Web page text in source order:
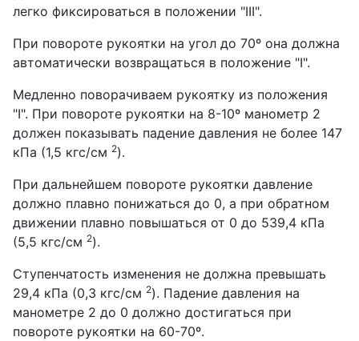
легко фиксироваться в положении "III".
При повороте рукоятки на угол до 70º она должна
автоматически возвращаться в положение "I".
Медленно поворачиваем рукоятку из положения
"I". При повороте рукоятки на 8-10º манометр 2
должен показывать падение давления не более 147
кПа (1,5 кгс/см 2).
При дальнейшем повороте рукоятки давление
должно плавно понижаться до 0, а при обратном
движении плавно повышаться от 0 до 539,4 кПа
(5,5 кгс/см 2).
Ступенчатость изменения не должна превышать
29,4 кПа (0,3 кгс/см 2). Падение давления на
манометре 2 до 0 должно достигаться при
повороте рукоятки на 60-70º.